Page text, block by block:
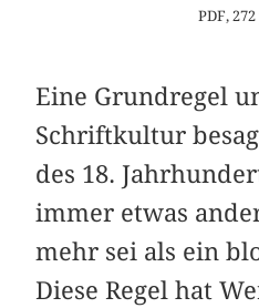
PDF,
Eine Grundregel
Schriftkultur
des 18.
immer etwas
mehr sei als ein
Diese Regel hat